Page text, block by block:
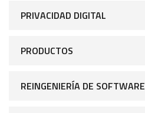
PRIVACIDAD DIGITAL
PRODUCTOS
REINGENIERÍA DE SOFTWARE